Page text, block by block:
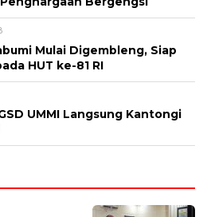
Mulai Digembleng, Siap
HUT ke-81 RI
UMMI Langsung Kantongi